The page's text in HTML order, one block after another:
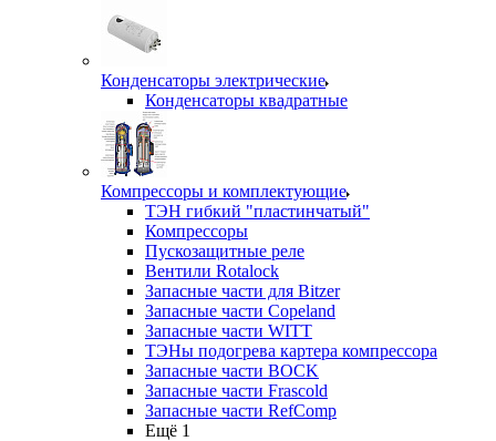
Конденсаторы электрические
Конденсаторы квадратные
Компрессоры и комплектующие
ТЭН гибкий "пластинчатый"
Компрессоры
Пускозащитные реле
Вентили Rotalock
Запасные части для Bitzer
Запасные части Copeland
Запасные части WITT
ТЭНы подогрева картера компрессора
Запасные части BOCK
Запасные части Frascold
Запасные части RefComp
Ещё 1